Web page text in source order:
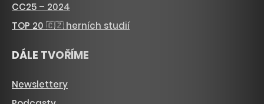
CC25 – 2024
TOP 20 🇨🇿 herních studií
DÁLE TVOŘÍME
Newslettery